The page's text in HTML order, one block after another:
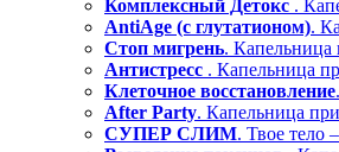
Комплексный Детокс .
AntiAge (с глутатионом).
Стоп мигрень. Капельница
Антистресс . Капельница
Клеточное восстановление
After Party. Капельница
СУПЕР СЛИМ. Твое тело